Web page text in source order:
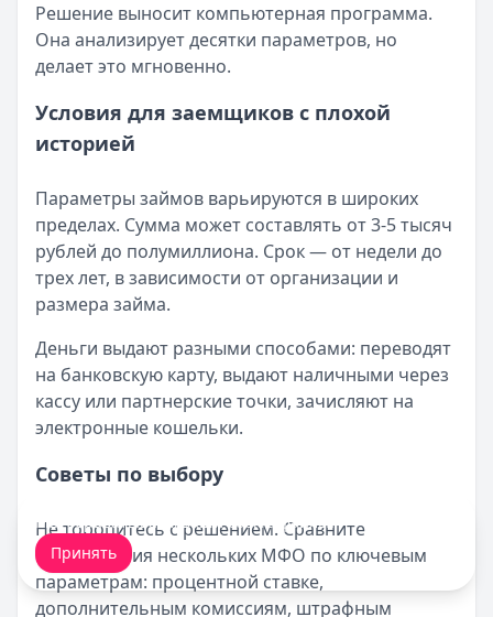
Решение выносит компьютерная программа.
Она анализирует десятки параметров, но
делает это мгновенно.
Условия для заемщиков с плохой
историей
Параметры займов варьируются в широких
пределах. Сумма может составлять от 3-5 тысяч
рублей до полумиллиона. Срок — от недели до
трех лет, в зависимости от организации и
размера займа.
Деньги выдают разными способами: переводят
на банковскую карту, выдают наличными через
кассу или партнерские точки, зачисляют на
электронные кошельки.
Советы по выбору
Не торопитесь с решением. Сравните
предложения нескольких МФО по ключевым
параметрам: процентной ставке,
дополнительным комиссиям, штрафным
Мы обрабатываем ваши cookie-файлы .
Принять